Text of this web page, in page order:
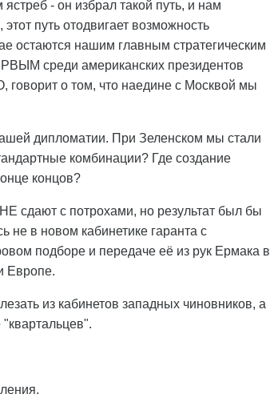
- он избрал такой путь, и нам
путь отодвигает возможность
нашим главным стратегическим
среди американских президентов
о том, что наедине с Москвой мы
дипломатии. При Зеленском мы стали
комбинации? Где создание
концов?
сдают с потрохами, но результат был бы
не в новом кабинетике гаранта с
подборе и передаче её из рук Ермака в
Европе.
из кабинетов западных чиновников, а